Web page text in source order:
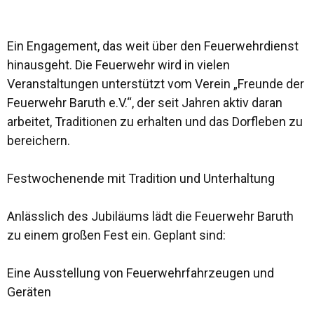
Ein Engagement, das weit über den Feuerwehrdienst
hinausgeht. Die Feuerwehr wird in vielen
Veranstaltungen unterstützt vom Verein „Freunde der
Feuerwehr Baruth e.V.“, der seit Jahren aktiv daran
arbeitet, Traditionen zu erhalten und das Dorfleben zu
bereichern.
Festwochenende mit Tradition und Unterhaltung
Anlässlich des Jubiläums lädt die Feuerwehr Baruth
zu einem großen Fest ein. Geplant sind:
Eine Ausstellung von Feuerwehrfahrzeugen und
Geräten